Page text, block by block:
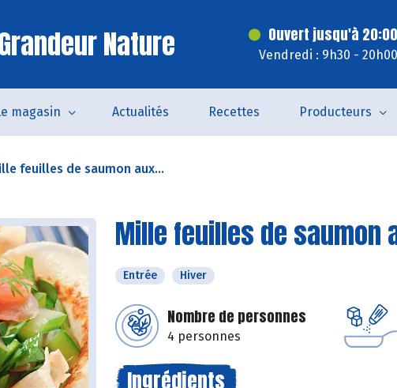
Nature Ouvert jusqu'à 20:00
Vendredi : 9h30 - 20h00
magasin Actualités Recettes Producteurs
feuilles de saumon aux...
Mille feuilles de saumon
Entrée Hiver
Nombre de personnes
4 personnes
Ingrédients